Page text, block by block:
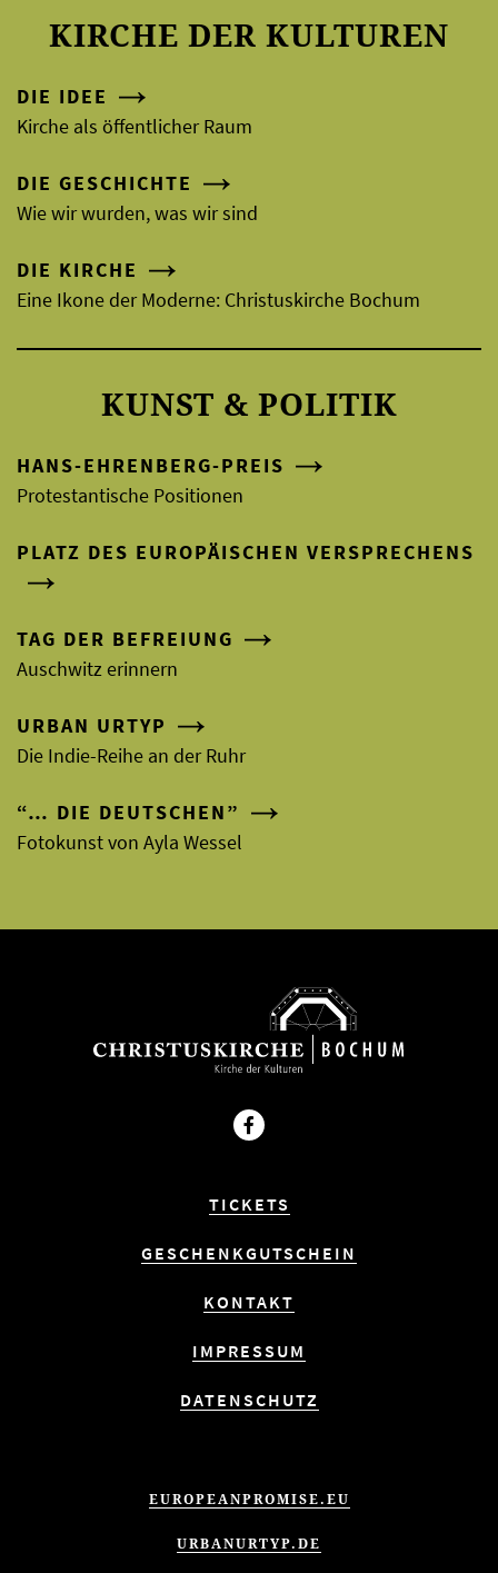
KIRCHE DER KULTUREN
DIE IDEE
Kirche als öffentlicher Raum
DIE GESCHICHTE
Wie wir wurden, was wir sind
DIE KIRCHE
Eine Ikone der Moderne: Christuskirche Bochum
KUNST & POLITIK
HANS-EHRENBERG-PREIS
Protestantische Positionen
PLATZ DES EUROPÄISCHEN VERSPRECHENS
TAG DER BEFREIUNG
Auschwitz erinnern
URBAN URTYP
Die Indie-Reihe an der Ruhr
“… DIE DEUTSCHEN”
Fotokunst von Ayla Wessel
Facebook
TICKETS
GESCHENKGUTSCHEIN
KONTAKT
IMPRESSUM
DATENSCHUTZ
EUROPEANPROMISE.EU
URBANURTYP.DE